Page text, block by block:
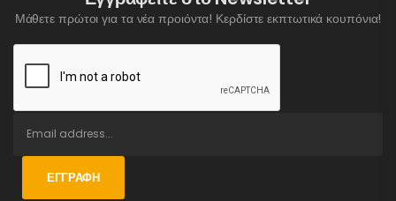
Μάθετε πρώτοι για τα νέα προιόντα! Κερδίστε εκπτωτικά κουπόνια!
ΕΓΓΡΑΦΉ